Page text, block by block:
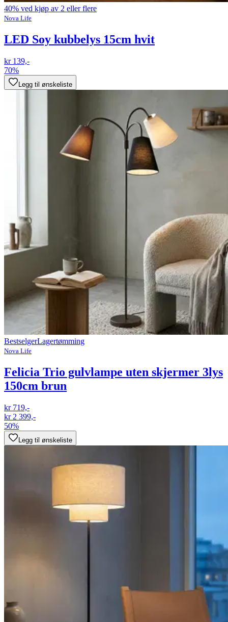
40% ved kjøp av 2 eller flere
Nova Life
LED Soy kubbelys 15cm hvit
kr 139,-
70%
Legg til ønskeliste
BestselgerLagertømming
Nova Life
Felicia Trio gulvlampe uten skjermer 3lys
150cm brun
kr 719,-
kr 2 399,-
50%
Legg til ønskeliste